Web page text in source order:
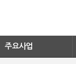
주요사업